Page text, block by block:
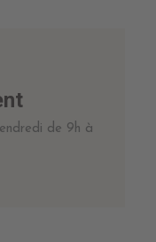
de 9h à